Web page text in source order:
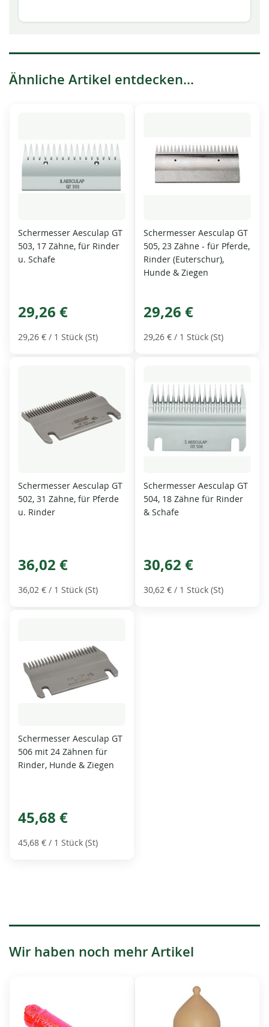
Ähnliche Artikel entdecken...
Schermesser Aesculap GT
503, 17 Zähne, für Rinder
u. Schafe
29,26 €
29,26 € / 1 Stück (St)
Schermesser Aesculap GT
505, 23 Zähne - für Pferde,
Rinder (Euterschur),
Hunde & Ziegen
29,26 €
29,26 € / 1 Stück (St)
Schermesser Aesculap GT
502, 31 Zähne, für Pferde
u. Rinder
36,02 €
36,02 € / 1 Stück (St)
Schermesser Aesculap GT
504, 18 Zähne für Rinder
& Schafe
30,62 €
30,62 € / 1 Stück (St)
Schermesser Aesculap GT
506 mit 24 Zähnen für
Rinder, Hunde & Ziegen
45,68 €
45,68 € / 1 Stück (St)
Wir haben noch mehr Artikel